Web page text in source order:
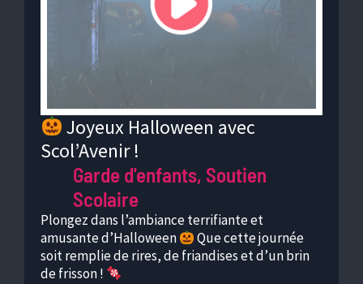
Joyeux Halloween avec
Scol’Avenir !
Garde d'enfants, Soutien
Scolaire
Plongez dans l’ambiance terrifiante et
amusante d’Halloween
Que cette journée
soit remplie de rires, de friandises et d’un brin
de frisson !